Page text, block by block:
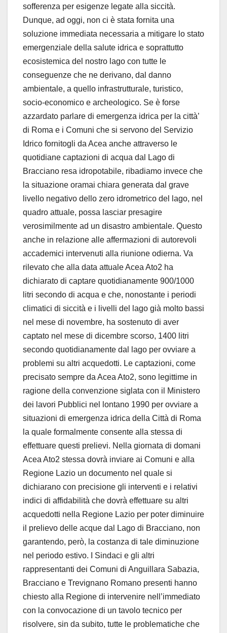
sofferenza per esigenze legate alla siccità.
Dunque, ad oggi, non ci è stata fornita una
soluzione immediata necessaria a mitigare lo stato
emergenziale della salute idrica e soprattutto
ecosistemica del nostro lago con tutte le
conseguenze che ne derivano, dal danno
ambientale, a quello infrastrutturale, turistico,
socio-economico e archeologico. Se è forse
azzardato parlare di emergenza idrica per la città’
di Roma e i Comuni che si servono del Servizio
Idrico fornitogli da Acea anche attraverso le
quotidiane captazioni di acqua dal Lago di
Bracciano resa idropotabile, ribadiamo invece che
la situazione oramai chiara generata dal grave
livello negativo dello zero idrometrico del lago, nel
quadro attuale, possa lasciar presagire
verosimilmente ad un disastro ambientale. Questo
anche in relazione alle affermazioni di autorevoli
accademici intervenuti alla riunione odierna. Va
rilevato che alla data attuale Acea Ato2 ha
dichiarato di captare quotidianamente 900/1000
litri secondo di acqua e che, nonostante i periodi
climatici di siccità e i livelli del lago già molto bassi
nel mese di novembre, ha sostenuto di aver
captato nel mese di dicembre scorso, 1400 litri
secondo quotidianamente dal lago per ovviare a
problemi su altri acquedotti. Le captazioni, come
precisato sempre da Acea Ato2, sono legittime in
ragione della convenzione siglata con il Ministero
dei lavori Pubblici nel lontano 1990 per ovviare a
situazioni di emergenza idrica della Città di Roma
la quale formalmente consente alla stessa di
effettuare questi prelievi. Nella giornata di domani
Acea Ato2 stessa dovrà inviare ai Comuni e alla
Regione Lazio un documento nel quale si
dichiarano con precisione gli interventi e i relativi
indici di affidabilità che dovrà effettuare su altri
acquedotti nella Regione Lazio per poter diminuire
il prelievo delle acque dal Lago di Bracciano, non
garantendo, però, la costanza di tale diminuzione
nel periodo estivo. I Sindaci e gli altri
rappresentanti dei Comuni di Anguillara Sabazia,
Bracciano e Trevignano Romano presenti hanno
chiesto alla Regione di intervenire nell’immediato
con la convocazione di un tavolo tecnico per
risolvere, sin da subito, tutte le problematiche che